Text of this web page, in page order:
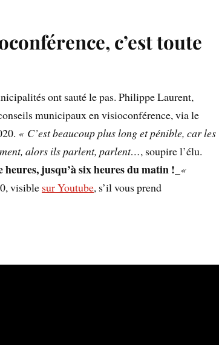
c’est toute
ont sauté le pas. Philippe Laurent,
municipaux en visioconférence, via le
« C’est beaucoup plus long et pénible, car les
alors ils parlent, parlent…, soupire l’élu.
heures, jusqu’à six heures du matin ! «
visible sur Youtube, s’il vous prend